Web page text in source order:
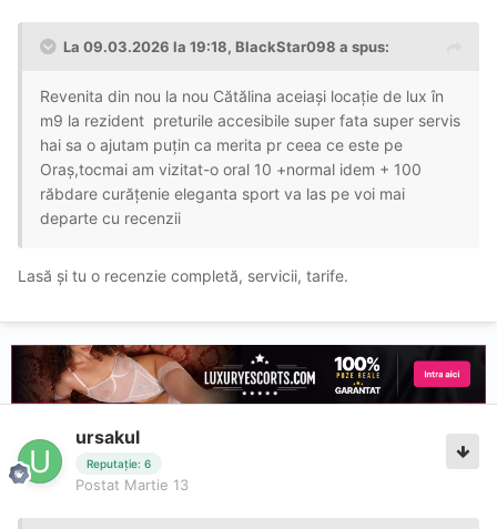
La 09.03.2026 la 19:18, BlackStar098 a spus:
Revenita din nou la nou Cătălina aceiași locație de lux în
m9 la rezident preturile accesibile super fata super servis
hai sa o ajutam puțin ca merita pr ceea ce este pe
Oraș,tocmai am vizitat-o oral 10 +normal idem + 100
răbdare curățenie eleganta sport va las pe voi mai
departe cu recenzii
Lasă și tu o recenzie completă, servicii, tarife.
ursakul
Reputație: 6
Postat Martie 13